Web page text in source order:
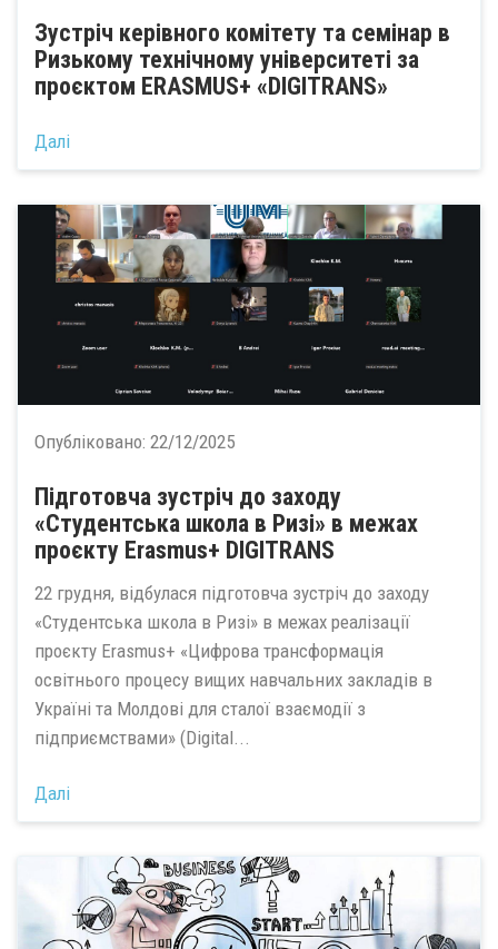
Зустріч керівного комітету та семінар в
Ризькому технічному університеті за
проєктом ERASMUS+ «DIGITRANS»
Далі
Опубліковано: 22/12/2025
Підготовча зустріч до заходу
«Студентська школа в Ризі» в межах
проєкту Erasmus+ DIGITRANS
22 грудня, відбулася підготовча зустріч до заходу
«Студентська школа в Ризі» в межах реалізації
проєкту Erasmus+ «Цифрова трансформація
освітнього процесу вищих навчальних закладів в
Україні та Молдові для сталої взаємодії з
підприємствами» (Digital...
Далі